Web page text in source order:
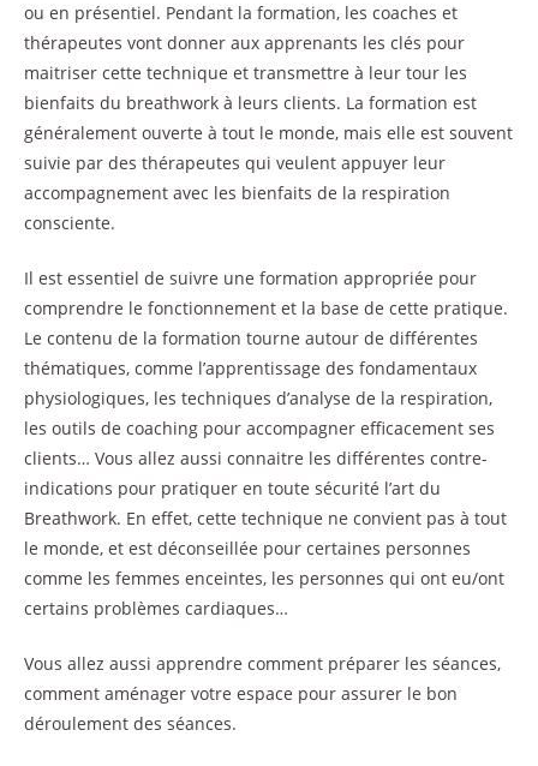
ou en présentiel. Pendant la formation, les coaches et
thérapeutes vont donner aux apprenants les clés pour
maitriser cette technique et transmettre à leur tour les
bienfaits du breathwork à leurs clients. La formation est
généralement ouverte à tout le monde, mais elle est souvent
suivie par des thérapeutes qui veulent appuyer leur
accompagnement avec les bienfaits de la respiration
consciente.
Il est essentiel de suivre une formation appropriée pour
comprendre le fonctionnement et la base de cette pratique.
Le contenu de la formation tourne autour de différentes
thématiques, comme l’apprentissage des fondamentaux
physiologiques, les techniques d’analyse de la respiration,
les outils de coaching pour accompagner efficacement ses
clients… Vous allez aussi connaitre les différentes contre-
indications pour pratiquer en toute sécurité l’art du
Breathwork. En effet, cette technique ne convient pas à tout
le monde, et est déconseillée pour certaines personnes
comme les femmes enceintes, les personnes qui ont eu/ont
certains problèmes cardiaques…
Vous allez aussi apprendre comment préparer les séances,
comment aménager votre espace pour assurer le bon
déroulement des séances.